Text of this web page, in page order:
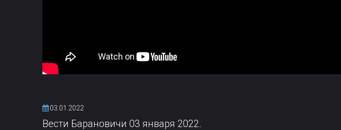
03.01.2022
Вести Барановичи 03 января 2022.